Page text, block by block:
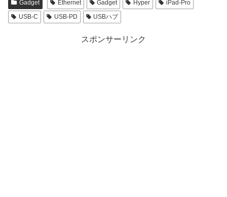
Gadget Ethernet Gadget Hyper
iPad-Pro
USB-C
USB-PD USBハブ
スポンサーリンク